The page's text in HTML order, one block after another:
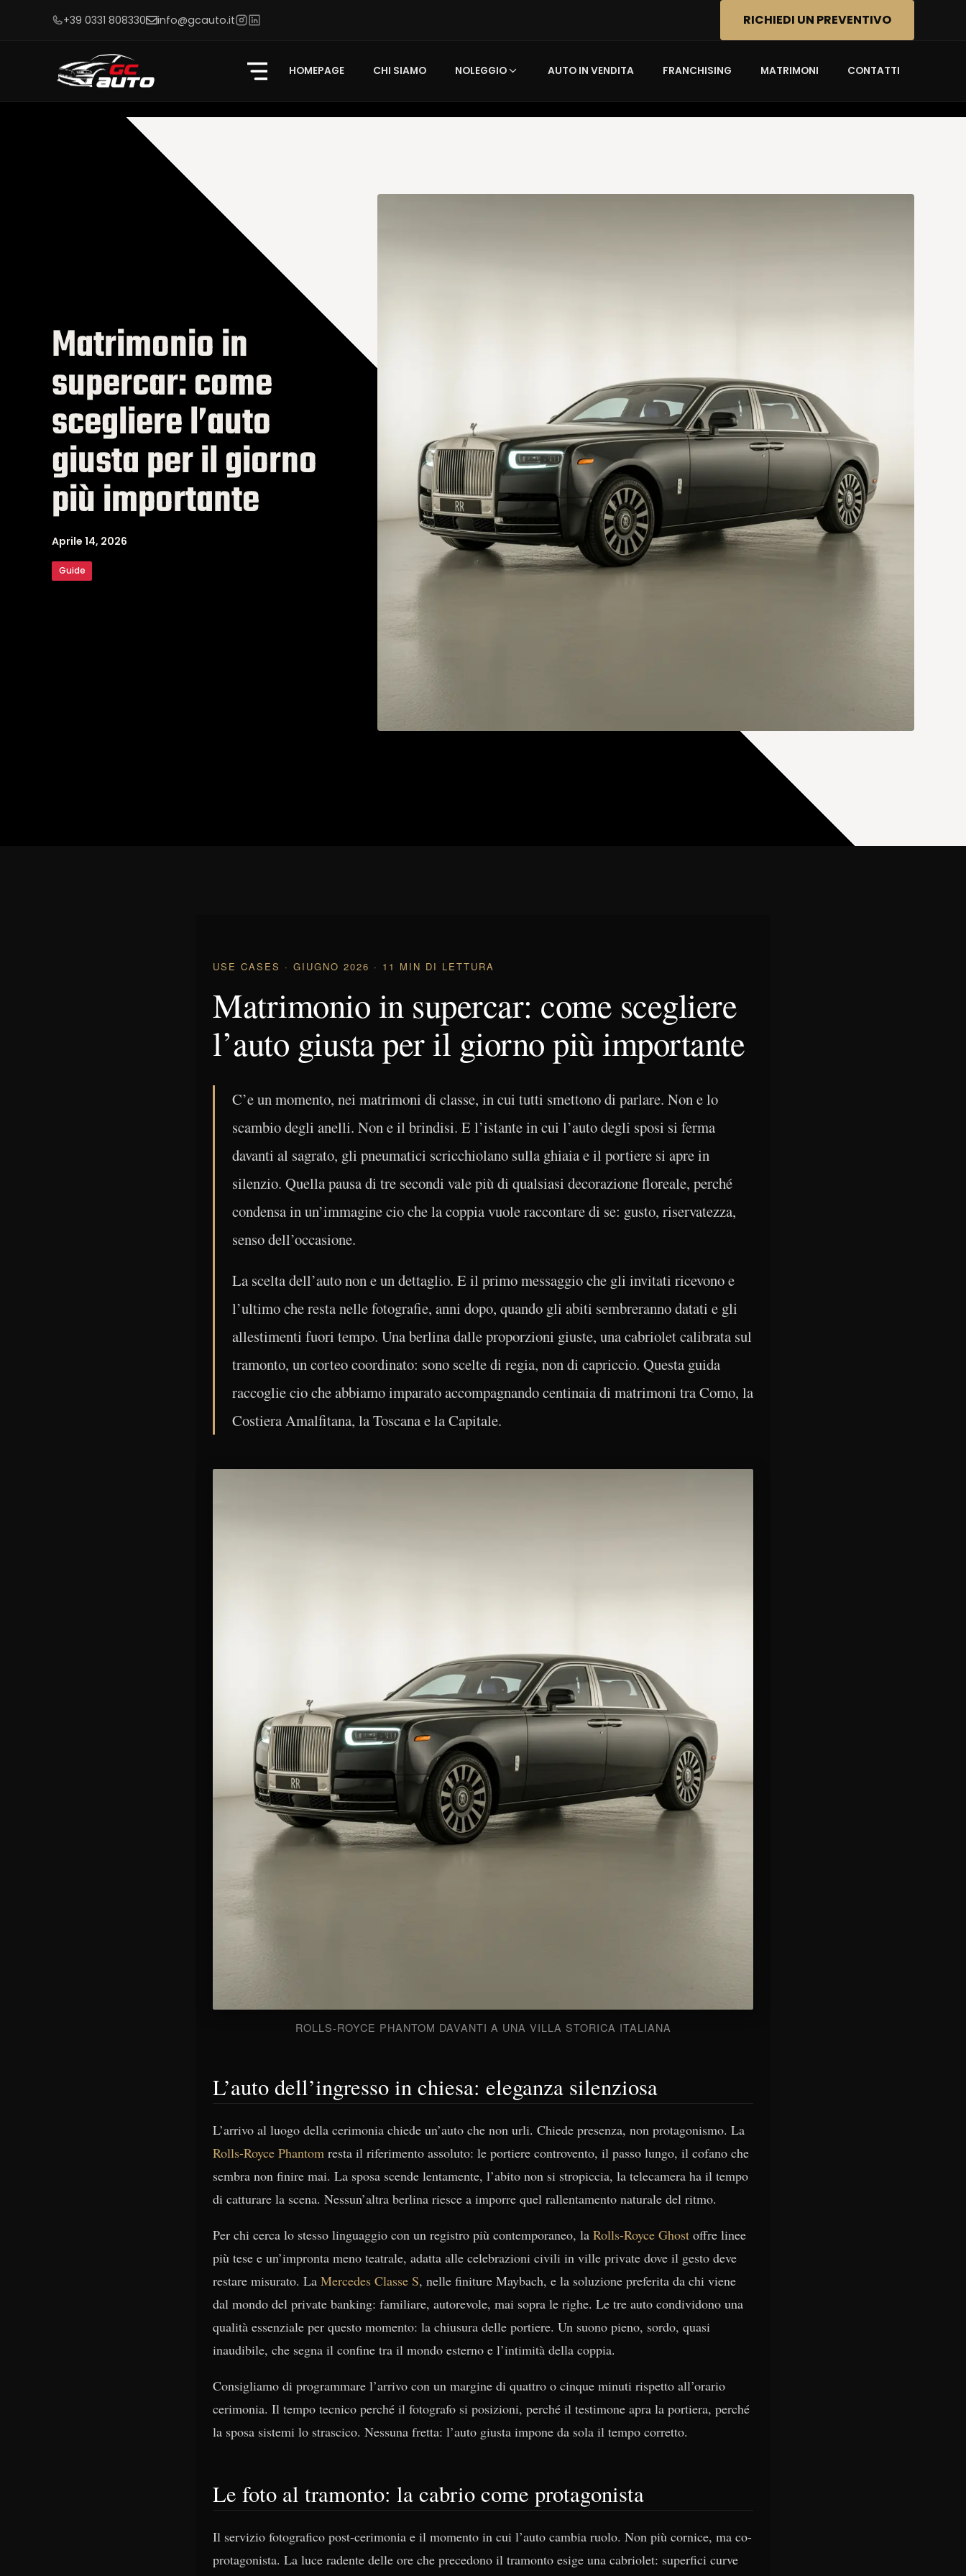
+39 0331 808330 info@gcauto.it RICHIEDI UN PREVENTIVO
HOMEPAGE CHI SIAMO NOLEGGIO AUTO IN VENDITA FRANCHISING MATRIMONI CONTATTI
Matrimonio in
supercar: come
scegliere l’auto
giusta per il giorno
più importante
Aprile 14, 2026
Guide
USE CASES · GIUGNO 2026 · 11 MIN DI LETTURA
Matrimonio in supercar: come scegliere
l’auto giusta per il giorno più importante
C’e un momento, nei matrimoni di classe, in cui tutti smettono di parlare. Non e lo
scambio degli anelli. Non e il brindisi. E l’istante in cui l’auto degli sposi si ferma
davanti al sagrato, gli pneumatici scricchiolano sulla ghiaia e il portiere si apre in
silenzio. Quella pausa di tre secondi vale più di qualsiasi decorazione floreale, perché
condensa in un’immagine cio che la coppia vuole raccontare di se: gusto, riservatezza,
senso dell’occasione.
La scelta dell’auto non e un dettaglio. E il primo messaggio che gli invitati ricevono e
l’ultimo che resta nelle fotografie, anni dopo, quando gli abiti sembreranno datati e gli
allestimenti fuori tempo. Una berlina dalle proporzioni giuste, una cabriolet calibrata sul
tramonto, un corteo coordinato: sono scelte di regia, non di capriccio. Questa guida
raccoglie cio che abbiamo imparato accompagnando centinaia di matrimoni tra Como, la
Costiera Amalfitana, la Toscana e la Capitale.
ROLLS-ROYCE PHANTOM DAVANTI A UNA VILLA STORICA ITALIANA
L’auto dell’ingresso in chiesa: eleganza silenziosa
L’arrivo al luogo della cerimonia chiede un’auto che non urli. Chiede presenza, non protagonismo. La
Rolls-Royce Phantom resta il riferimento assoluto: le portiere controvento, il passo lungo, il cofano che
sembra non finire mai. La sposa scende lentamente, l’abito non si stropiccia, la telecamera ha il tempo
di catturare la scena. Nessun’altra berlina riesce a imporre quel rallentamento naturale del ritmo.
Per chi cerca lo stesso linguaggio con un registro più contemporaneo, la Rolls-Royce Ghost offre linee
più tese e un’impronta meno teatrale, adatta alle celebrazioni civili in ville private dove il gesto deve
restare misurato. La Mercedes Classe S, nelle finiture Maybach, e la soluzione preferita da chi viene
dal mondo del private banking: familiare, autorevole, mai sopra le righe. Le tre auto condividono una
qualità essenziale per questo momento: la chiusura delle portiere. Un suono pieno, sordo, quasi
inaudibile, che segna il confine tra il mondo esterno e l’intimità della coppia.
Consigliamo di programmare l’arrivo con un margine di quattro o cinque minuti rispetto all’orario
cerimonia. Il tempo tecnico perché il fotografo si posizioni, perché il testimone apra la portiera, perché
la sposa sistemi lo strascico. Nessuna fretta: l’auto giusta impone da sola il tempo corretto.
Le foto al tramonto: la cabrio come protagonista
Il servizio fotografico post-cerimonia e il momento in cui l’auto cambia ruolo. Non più cornice, ma co-
protagonista. La luce radente delle ore che precedono il tramonto esige una cabriolet: superfici curve